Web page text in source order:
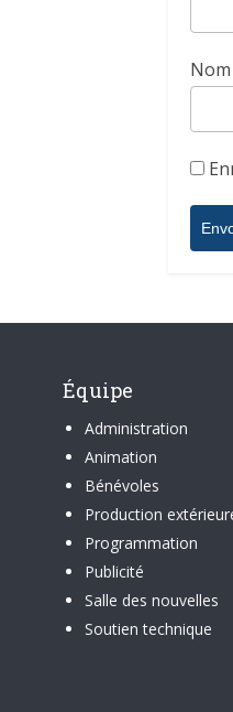
Nom
Équipe
Administration
Animation
Bénévoles
Production
Programmation
Publicité
Salle des nouvelles
Soutien technique